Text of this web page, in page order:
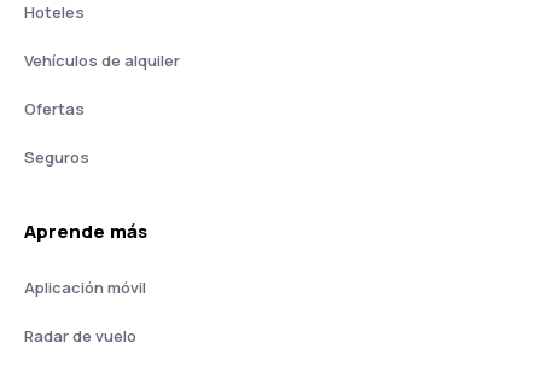
Hoteles
Vehículos de alquiler
Ofertas
Seguros
Aprende más
Aplicación móvil
Radar de vuelo